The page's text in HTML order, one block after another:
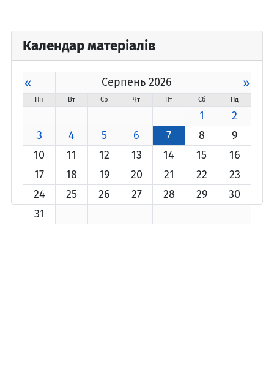
Календар матеріалів
« Серпень 2026 »
Пн Вт Ср Чт Пт Сб Нд
1
2
3
4 5 6 7 8
9
10
11 12 13 14 15
16
17
18 19 20 21 22
23
24
25 26 27 28 29
30
31